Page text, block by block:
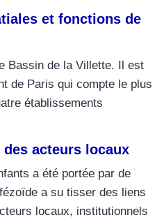
et fonctions de
Bassin de la Villette. Il est
de Paris qui compte le plus
établissements
acteurs locaux
a été portée par de
a su tisser des liens
locaux, institutionnels